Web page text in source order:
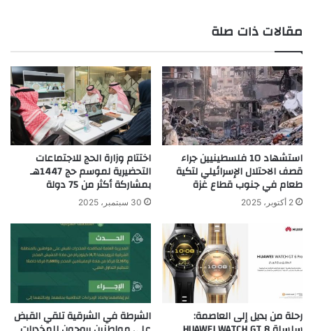
مقالات ذات صلة
استشهاد 10 فلسطينيين جراء
قصف الاحتلال الإسرائيلي لتكية
طعام في جنوب قطاع غزة
2 أكتوبر، 2025
اختتام وزارة الحج للاجتماعات
التحضيرية لموسم حج 1447هـ
بمشاركة أكثر من 75 دولة
30 سبتمبر، 2025
رحلة من بديل إلى العاصمة: الشرطة في الشرقية تلقي القبض